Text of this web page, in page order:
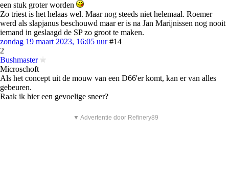
een stuk groter worden
Zo triest is het helaas wel. Maar nog steeds niet helemaal. Roemer
werd als slapjanus beschouwd maar er is na Jan Marijnissen nog nooit
iemand in geslaagd de SP zo groot te maken.
zondag 19 maart 2023, 16:05 uur #14
2
Bushmaster
Microschoft
Als het concept uit de mouw van een D66'er komt, kan er van alles
gebeuren.
Raak ik hier een gevoelige sneer?
▼ Advertentie door Refinery89